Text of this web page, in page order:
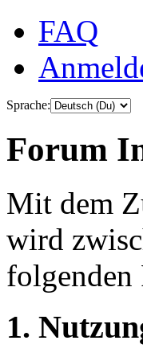
FAQ
Sprache:
Forum
Mit dem
wird
folgenden
1.